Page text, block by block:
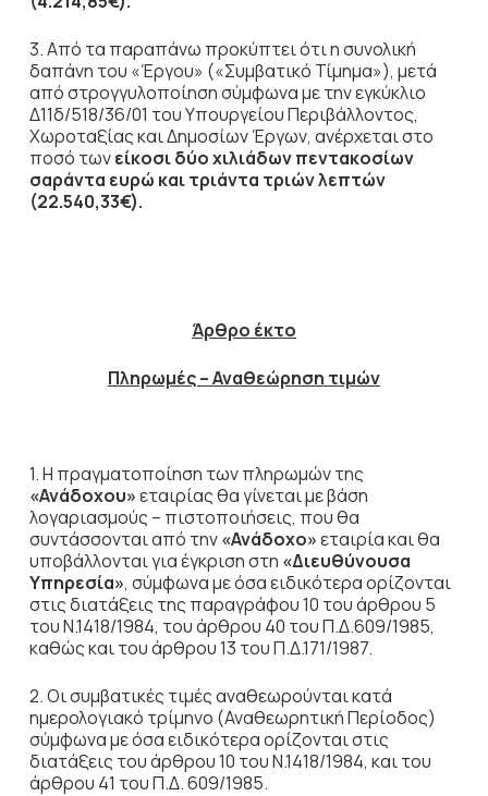
3.Από τα παραπάνω προκύπτει ότι η συνολική
δαπάνη του «Έργου» («Συμβατικό Τίμημα»), μετά
από στρογγυλοποίηση σύμφωνα με την εγκύκλιο
Δ11δ/518/36/01 του Υπουργείου Περιβάλλοντος,
Χωροταξίας και Δημοσίων Έργων, ανέρχεται στο
ποσό τωνείκοσι δύο χιλιάδων πεντακοσίων
σαράντα ευρώ και τριάντα τριών λεπτών
(22.540,33€).
Άρθρο έκτο
Πληρωμές – Αναθεώρηση τιμών
1. Η πραγματοποίηση των πληρωμών της
«Ανάδοχου»εταιρίας θα γίνεται με βάση
λογαριασμούς – πιστοποιήσεις, που θα
συντάσσονται από την«Ανάδοχο»εταιρία και θα
υποβάλλονται για έγκριση στη «Διευθύνουσα
Υπηρεσία», σύμφωνα με όσα ειδικότερα ορίζονται
στις διατάξεις της παραγράφου 10 του άρθρου 5
του Ν.1418/1984, του άρθρου 40 του Π.Δ.609/1985,
καθώς και του άρθρου 13 του Π.Δ.171/1987.
2. Οι συμβατικές τιμές αναθεωρούνται κατά
ημερολογιακό τρίμηνο (Αναθεωρητική Περίοδος)
σύμφωνα με όσα ειδικότερα ορίζονται στις
διατάξεις του άρθρου 10 του Ν.1418/1984, και του
άρθρου 41 του Π.Δ. 609/1985.